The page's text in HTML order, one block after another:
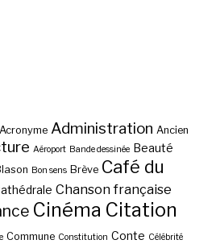
Acronyme Administration Ancien
Aéroport Bande dessinée Beauté
Bon sens Brève Café du
Chanson française
Cinéma Citation
Commune Constitution Conte Célébrité